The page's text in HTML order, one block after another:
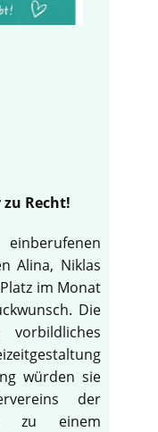
Recht!
Alina, Niklas
im Monat
Die
würden sie
der
zu einem